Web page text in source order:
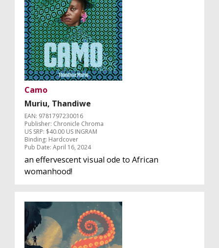
Camo
Muriu, Thandiwe
EAN: 9781797230016
Publisher: Chronicle Chroma
US SRP: $40.00 US INGRAM
Binding: Hardcover
Pub Date: April 16, 2024
an effervescent visual ode to African
womanhood!